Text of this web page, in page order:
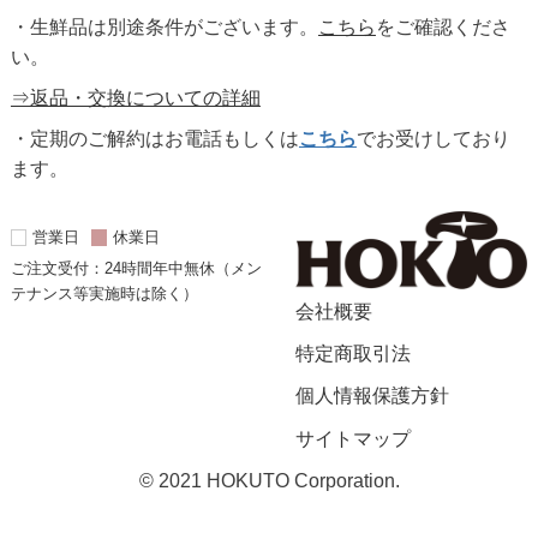
・生鮮品は別途条件がございます。
こちら をご確認くださ
い。
⇒返品・交換についての詳細
・定期のご解約はお電話もしくはこちらでお受けしており
ます。
営業日
休業日
ご注文受付：24時間年中無休（メン
テナンス等実施時は除く）
会社概要
特定商取引法
個人情報保護方針
サイトマップ
© 2021 HOKUTO Corporation.